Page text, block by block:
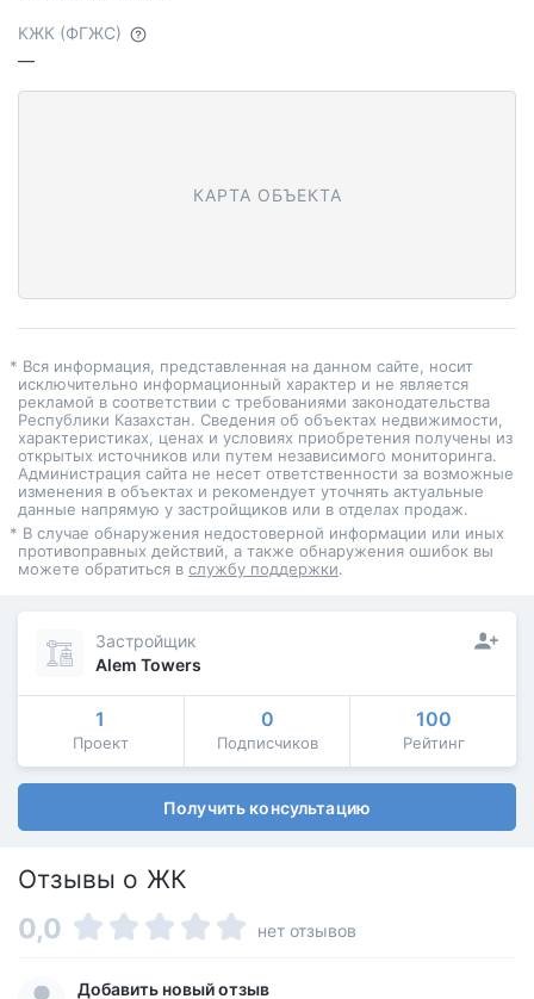
КЖК (ФГЖС)
—
КАРТА ОБЪЕКТА
* Вся информация, представленная на данном сайте, носит
исключительно информационный характер и не является
рекламой в соответствии с требованиями законодательства
Республики Казахстан. Сведения об объектах недвижимости,
характеристиках, ценах и условиях приобретения получены из
открытых источников или путем независимого мониторинга.
Администрация сайта не несет ответственности за возможные
изменения в объектах и рекомендует уточнять актуальные
данные напрямую у застройщиков или в отделах продаж.
* В случае обнаружения недостоверной информации или иных
противоправных действий, а также обнаружения ошибок вы
можете обратиться в службу поддержки.
Застройщик
Alem Towers
1
Проект
0
Подписчиков
100
Рейтинг
Получить консультацию
Отзывы о ЖК
0,0 нет отзывов
Добавить новый отзыв